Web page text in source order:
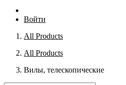
Войти
All Products
All Products
Вилы, телескопические